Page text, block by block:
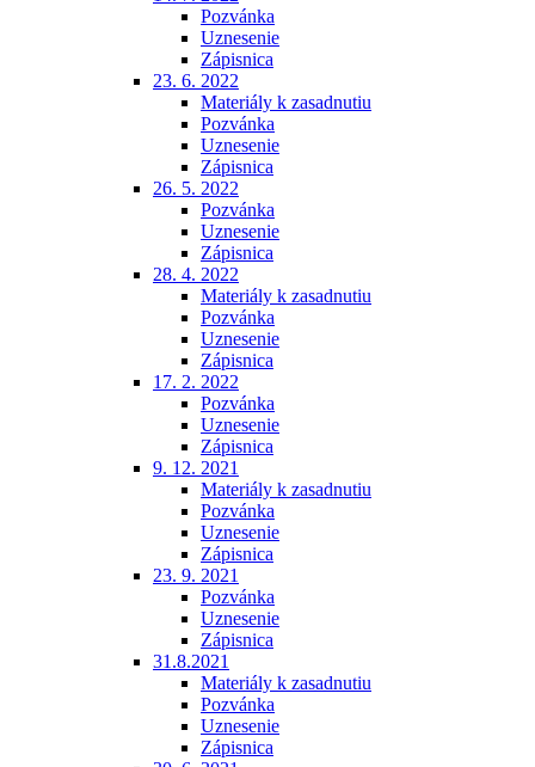
Pozvánka
Uznesenie
Zápisnica
23. 6. 2022
Materiály k zasadnutiu
Pozvánka
Uznesenie
Zápisnica
26. 5. 2022
Pozvánka
Uznesenie
Zápisnica
28. 4. 2022
Materiály k zasadnutiu
Pozvánka
Uznesenie
Zápisnica
17. 2. 2022
Pozvánka
Uznesenie
Zápisnica
9. 12. 2021
Materiály k zasadnutiu
Pozvánka
Uznesenie
Zápisnica
23. 9. 2021
Pozvánka
Uznesenie
Zápisnica
31.8.2021
Materiály k zasadnutiu
Pozvánka
Uznesenie
Zápisnica